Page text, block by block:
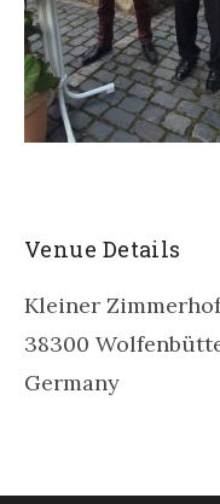
Venue Details
Kleiner
38300
Germany